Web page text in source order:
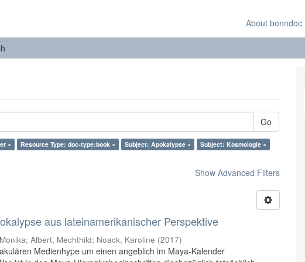
About bonndoc
Go
× Resource Type: doc-type:book × Subject: Apokalypse ×
Subject: Kosmologie ×
Show Advanced Filters
aus lateinamerikanischer Perspektive
Albert, Mechthild; Noack, Karoline (2017)
Medienhype um einen angeblich im Maya-Kalender